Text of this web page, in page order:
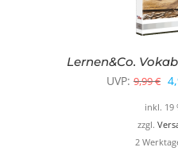
Lernen&Co.
UVP: 9,99€
inkl. 19
zzgl.
2